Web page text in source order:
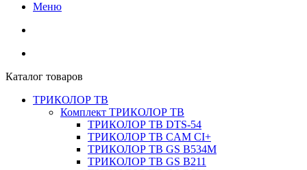
Меню
Каталог товаров
ТРИКОЛОР ТВ
Комплект ТРИКОЛОР ТВ
ТРИКОЛОР ТВ DTS-54
ТРИКОЛОР ТВ CAM CI+
ТРИКОЛОР ТВ GS B534M
ТРИКОЛОР ТВ GS B211